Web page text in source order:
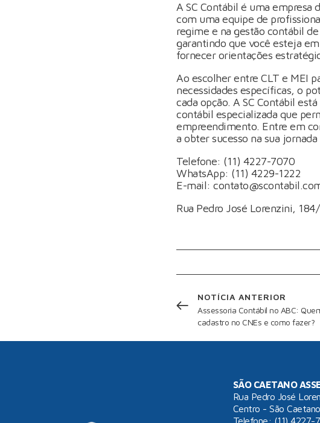
A SC Contábil é uma empresa
com uma equipe de
regime e na gestão contábil
garantindo que você esteja
fornecer orientações
Ao escolher entre CLT e MEI
necessidades específicas, o
cada opção. A SC Contábil
contábil especializada que
empreendimento. Entre em
a obter sucesso na sua
Telefone: (11) 4227-7070
WhatsApp: (11) 4229-1222
E-mail:
Rua Pedro José Lorenzini,
NOTÍCIA ANTERIOR
Assessoria Contábil no ABC:
cadastro no CNEs e como fazer?
SÃO CAETANO
Rua Pedro José
Centro - São
Telefone: (11) 4227-